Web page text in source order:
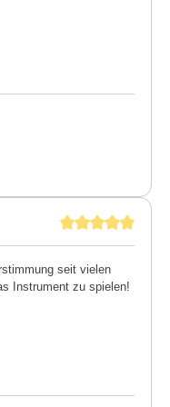
seit vielen
Instrument zu spielen!